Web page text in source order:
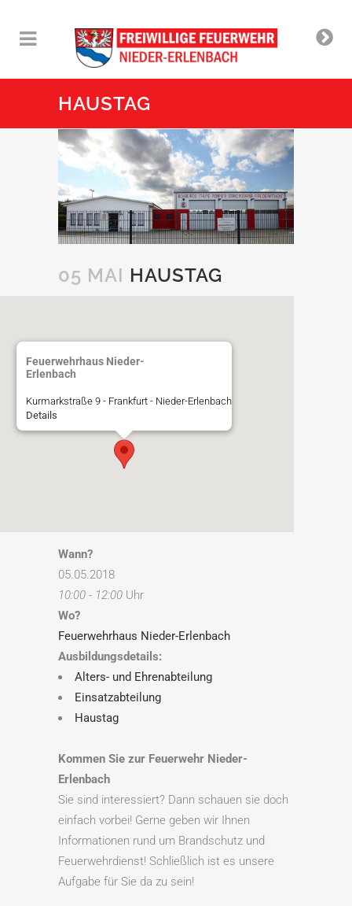
HAUSTAG
05 MAI HAUSTAG
Feuerwehrhaus Nieder-
Erlenbach
Kurmarkstraße 9 - Frankfurt - Nieder-Erlenbach
Details
Wann?
05.05.2018
10:00 - 12:00 Uhr
Wo?
Feuerwehrhaus Nieder-Erlenbach
Ausbildungsdetails:
Alters- und Ehrenabteilung
Einsatzabteilung
Haustag
Kommen Sie zur Feuerwehr Nieder-
Erlenbach
Sie sind interessiert? Dann schauen sie doch
einfach vorbei! Gerne geben wir Ihnen
Informationen rund um Brandschutz und
Feuerwehrdienst! Schließlich ist es unsere
Aufgabe für Sie da zu sein!